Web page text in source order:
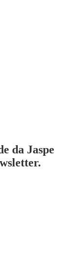
da Jaspe